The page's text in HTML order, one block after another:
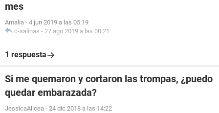
mes
Amalia - 4 jun 2019 a las 05:19
c-salinas - 27 ago 2019 a las 00:21
1 respuesta
Si me quemaron y cortaron las trompas, ¿puedo
quedar embarazada?
JessicaAlicea - 24 dic 2018 a las 14:22